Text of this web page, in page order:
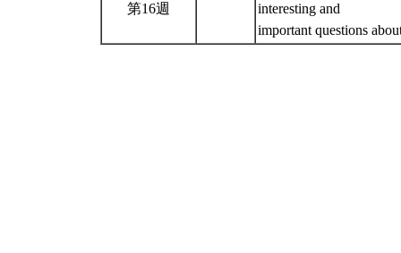
第16週
interesting and
important questions